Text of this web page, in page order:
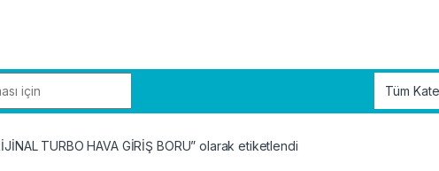
TURBO HAVA GİRİŞ BORU” olarak etiketlendi